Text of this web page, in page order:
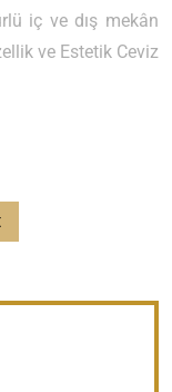
iç ve dış mekân
ve Estetik Ceviz